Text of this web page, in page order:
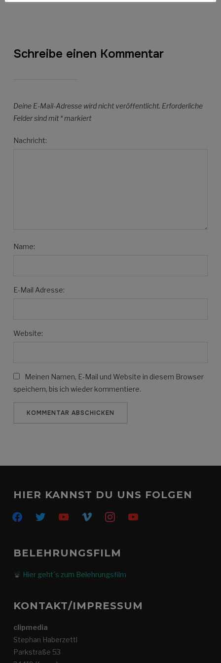
Schreibe einen Kommentar
Deine E-Mail-Adresse wird nicht veröffentlicht. Erforderliche
Felder sind mit*markiert
Nachricht:
Name:
E-Mail Adresse:
Website:
Meinen Namen, E-Mail und Website in diesem Browser
speichern, bis ich wieder kommentiere.
HIER KANNST DU UNS FOLGEN
facebooktwitter youtube vimeo instagramyoutube
BELEHRUNGSFILM
Hier geht´s zum Belehrungsfilm
KONTAKT/IMPRESSUM
clipmedia
Stephan Haberzettl
Parkstraße 53